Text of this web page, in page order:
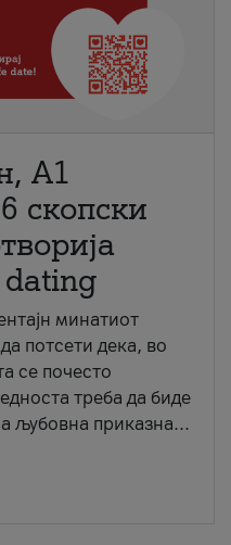
A1
скопски
dating
минатиот
потсети дека, во
се почесто
треба да биде
љубовна приказна...